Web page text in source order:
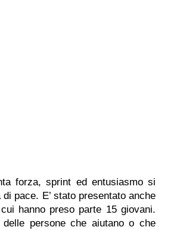
forza, sprint ed entusiasmo si
pace. E’ stato presentato anche
hanno preso parte 15 giovani.
persone che aiutano o che